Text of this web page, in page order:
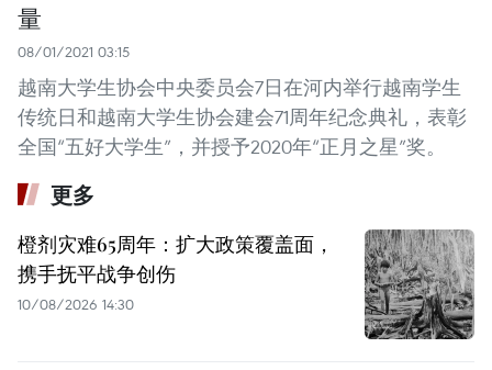
量
08/01/2021 03:15
越南大学生协会中央委员会7日在河内举行越南学生
传统日和越南大学生协会建会71周年纪念典礼，表彰
全国“五好大学生”，并授予2020年“正月之星”奖。
更多
橙剂灾难65周年：扩大政策覆盖面，
携手抚平战争创伤
10/08/2026 14:30